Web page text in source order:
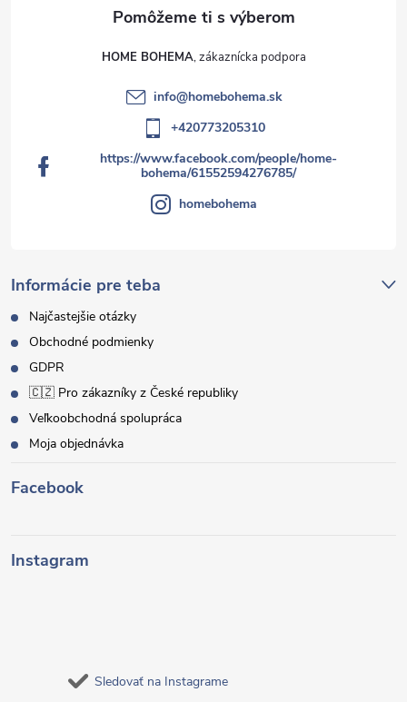
Informácie pre teba
Najčastejšie otázky
Obchodné podmienky
GDPR
🇨🇿 Pro zákazníky z České republiky
Veľkoobchodná spolupráca
Moja objednávka
HOME BOHEMA
info@homebohema.sk
+420773205310
https://www.facebook.com/people/home-
bohema/61552594276785/
homebohema
Facebook
Instagram
Sledovať na Instagrame